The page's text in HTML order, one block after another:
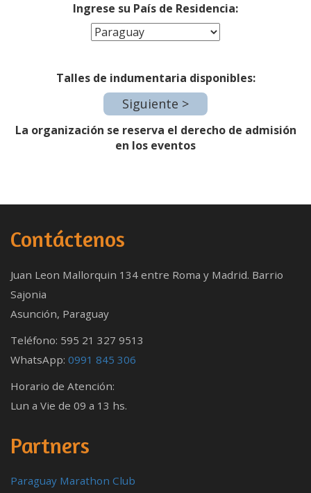
Ingrese su País de Residencia:
Talles de indumentaria disponibles:
La organización se reserva el derecho de admisión
en los eventos
Contáctenos
Juan Leon Mallorquin 134 entre Roma y Madrid. Barrio
Sajonia
Asunción, Paraguay
Teléfono: 595 21 327 9513
WhatsApp: 0991 845 306
Horario de Atención:
Lun a Vie de 09 a 13 hs.
Partners
Paraguay Marathon Club